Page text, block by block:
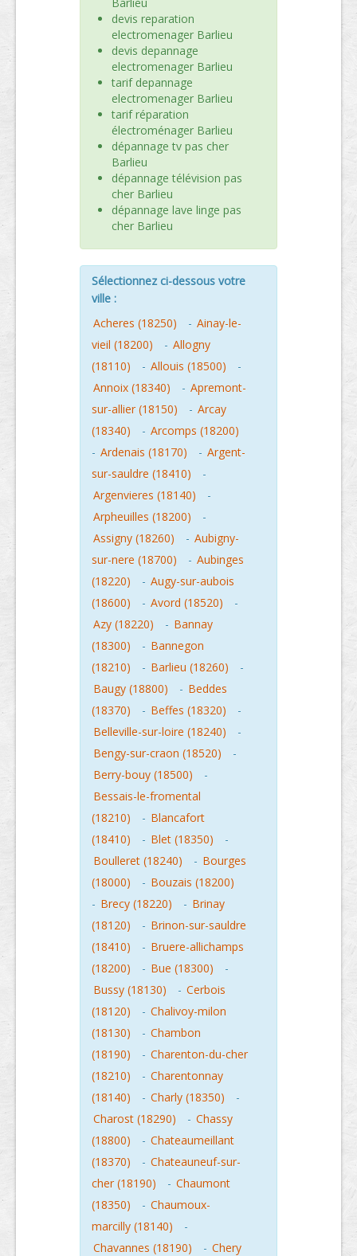
devis reparation
electromenager Barlieu
devis depannage
electromenager Barlieu
tarif depannage
electromenager Barlieu
tarif réparation
électroménager Barlieu
dépannage tv pas cher
Barlieu
dépannage télévision pas
cher Barlieu
dépannage lave linge pas
cher Barlieu
Sélectionnez ci-dessous votre
ville :
Acheres (18250)
- Ainay-le-
vieil (18200)
- Allogny
(18110)
- Allouis (18500)
-
Annoix (18340)
- Apremont-
sur-allier (18150)
- Arcay
(18340)
- Arcomps (18200)
- Ardenais (18170) - Argent-
sur-sauldre (18410)
-
Argenvieres (18140)
-
Arpheuilles (18200)
-
Assigny (18260)
- Aubigny-
sur-nere (18700)
- Aubinges
(18220)
- Augy-sur-aubois
(18600)
- Avord (18520)
-
Azy (18220)
- Bannay
(18300)
- Bannegon
(18210)
- Barlieu (18260)
-
Baugy (18800)
- Beddes
(18370)
- Beffes (18320)
-
Belleville-sur-loire (18240)
-
Bengy-sur-craon (18520)
-
Berry-bouy (18500)
-
Bessais-le-fromental
(18210)
- Blancafort
(18410)
- Blet (18350)
-
Boulleret (18240)
- Bourges
(18000)
- Bouzais (18200)
- Brecy (18220) - Brinay
(18120)
- Brinon-sur-sauldre
(18410)
- Bruere-allichamps
(18200)
- Bue (18300)
-
Bussy (18130)
- Cerbois
(18120)
- Chalivoy-milon
(18130)
- Chambon
(18190)
- Charenton-du-cher
(18210)
- Charentonnay
(18140)
- Charly (18350)
-
Charost (18290)
- Chassy
(18800)
- Chateaumeillant
(18370)
- Chateauneuf-sur-
cher (18190)
- Chaumont
(18350)
- Chaumoux-
marcilly (18140)
-
Chavannes (18190)
- Chery